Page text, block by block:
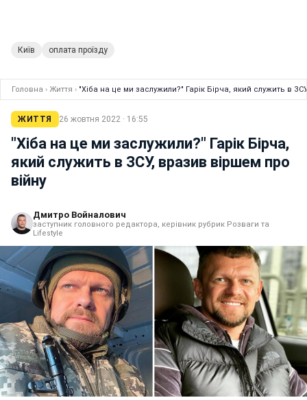
Київ оплата проїзду
Головна › Життя › "Хіба на це ми заслужили?" Гарік Бірча, який служить в
ЖИТТЯ 26 жовтня 2022 · 16:55
"Хіба на це ми заслужили?" Гарік Бірча,
який служить в ЗСУ, вразив віршем про
війну
Дмитро Войналович
заступник головного редактора, керівник рубрик Розваги та
Lifestyle